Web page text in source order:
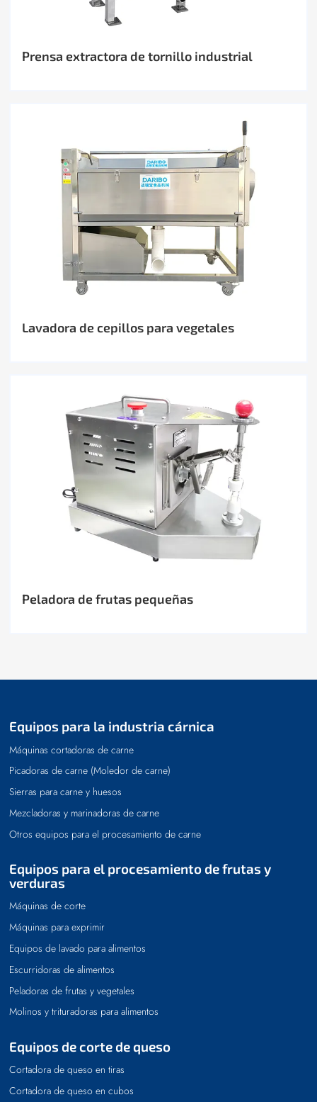
Prensa extractora de tornillo industrial
Lavadora de cepillos para vegetales
Peladora de frutas pequeñas
Equipos para la industria cárnica
Máquinas cortadoras de carne
Picadoras de carne (Moledor de carne)
Sierras para carne y huesos
Mezcladoras y marinadoras de carne
Otros equipos para el procesamiento de carne
Equipos para el procesamiento de frutas y
verduras
Máquinas de corte
Máquinas para exprimir
Equipos de lavado para alimentos
Escurridoras de alimentos
Peladoras de frutas y vegetales
Molinos y trituradoras para alimentos
Equipos de corte de queso
Cortadora de queso en tiras
Cortadora de queso en cubos